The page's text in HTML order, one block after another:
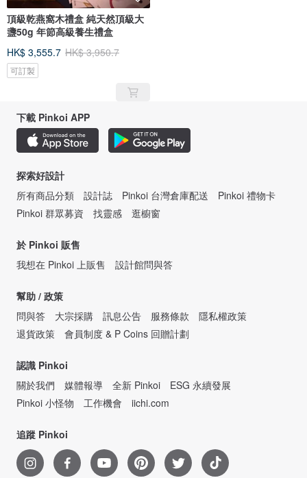
頂級乾燕窩木禮盒 純天然頂級大
盞50g 年節高級養生禮盒
HK$ 3,555.7 HK$ 3,950.7
可訂製
下載 Pinkoi APP
探索好設計
所有商品分類
設計誌 Pinkoi 台灣倉庫配送
Pinkoi 禮物卡
Pinkoi 群眾募資
找靈感 逛櫥窗
於 Pinkoi 販售
我想在 Pinkoi 上販售
設計館問與答
幫助 / 政策
問與答
大宗採購 訊息公告 服務條款
隱私權政策
退貨政策
會員制度 & P Coins 回贈計劃
認識 Pinkoi
關於我們
媒體報導 全新 Pinkoi
ESG 永續發展
Pinkoi 小怪物
工作機會 iichi.com
追蹤 Pinkoi